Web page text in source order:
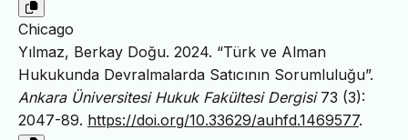
Chicago
Yılmaz, Berkay Doğu. 2024. “Türk ve Alman
Hukukunda Devralmalarda Satıcının Sorumluluğu”.
Ankara Üniversitesi Hukuk Fakültesi Dergisi73 (3):
2047-89. https://doi.org/10.33629/auhfd.1469577.